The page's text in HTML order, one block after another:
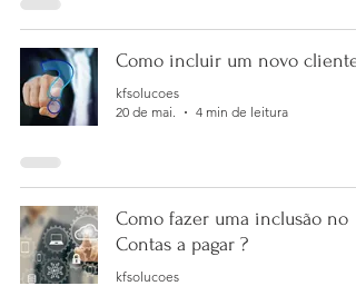
Como incluir um novo cliente?
kfsolucoes
20 de mai.
4 min de leitura
Como fazer uma inclusão no
Contas a pagar ?
kfsolucoes